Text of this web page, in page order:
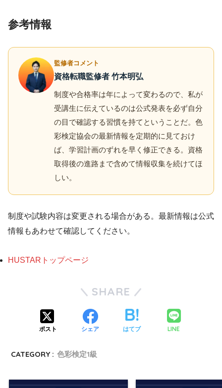
参考情報
監修者コメント
資格転職監修者 竹本明弘
制度や合格率は年によって変わるので、私が
受講生に伝えているのは公式発表を必ず自分
の目で確認する習慣を持てということだ。色
彩検定協会の最新情報を定期的に見ておけ
ば、学習計画のずれを早く修正できる。資格
取得後の進路まで含めて情報収集を続けてほ
しい。
制度や試験内容は変更される場合がある。最新情報は公式
情報もあわせて確認してください。
HUSTARトップページ
SHARE
ポスト シェア はてブ LINE
CATEGORY : 色彩検定1級